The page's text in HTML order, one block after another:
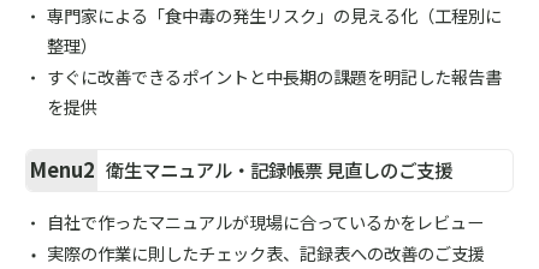
専門家による「食中毒の発生リスク」の見える化（工程別に
整理）
すぐに改善できるポイントと中長期の課題を明記した報告書
を提供
Menu2 衛生マニュアル・記録帳票 見直しのご支援
自社で作ったマニュアルが現場に合っているかをレビュー
実際の作業に則したチェック表、記録表への改善のご支援